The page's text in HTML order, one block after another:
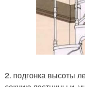
2. подгонка высоты